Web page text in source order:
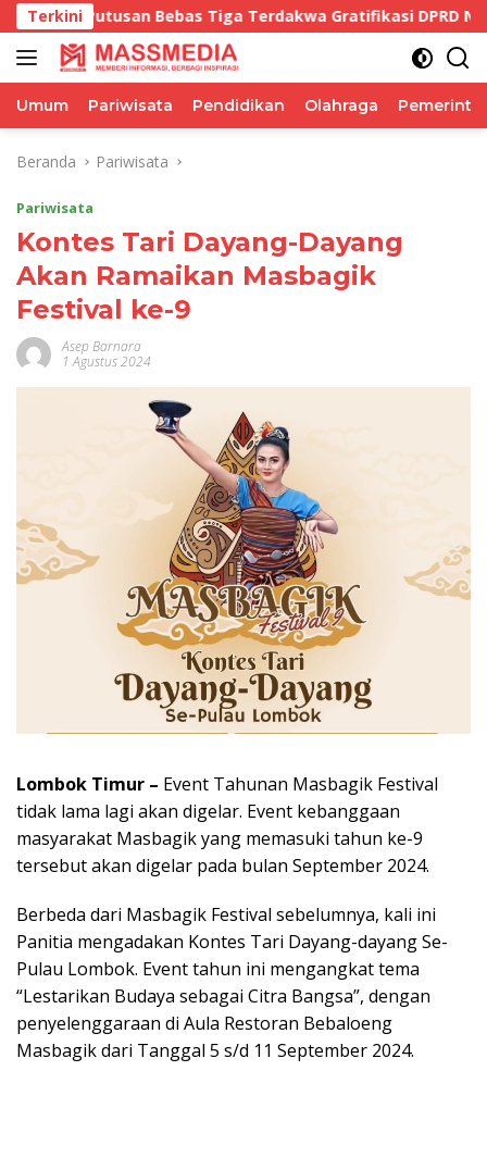
Langsung
ke
konten
Terkini
Bebas Tiga Terdakwa Gratifikasi DPRD NTB Tegaskan
Umum Pariwisata Pendidikan Olahraga
Beranda Pariwisata
Pariwisata
Kontes Tari Dayang-Dayang
Akan Ramaikan Masbagik
Festival ke-9
Asep Barnara
1 Agustus 2024
Lombok Timur – Event Tahunan Masbagik Festival
tidak lama lagi akan digelar. Event kebanggaan
masyarakat Masbagik yang memasuki tahun ke-9
tersebut akan digelar pada bulan September 2024.
Berbeda dari Masbagik Festival sebelumnya, kali ini
Panitia mengadakan Kontes Tari Dayang-dayang Se-
Pulau Lombok. Event tahun ini mengangkat tema
“Lestarikan Budaya sebagai Citra Bangsa”, dengan
penyelenggaraan di Aula Restoran Bebaloeng
Masbagik dari Tanggal 5 s/d 11 September 2024.